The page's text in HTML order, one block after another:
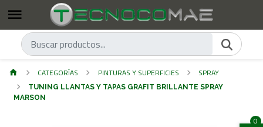
0
CATEGORÍAS PINTURAS Y SUPERFICIES SPRAY
TUNING LLANTAS Y TAPAS GRAFIT BRILLANTE SPRAY
MARSON